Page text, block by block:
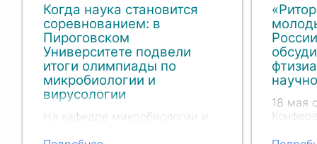
Когда наука становится
соревнованием: в
Пироговском
Университете подвели
итоги олимпиады по
микробиологии и
вирусологии
На кафедре микробиологии и
18 мая